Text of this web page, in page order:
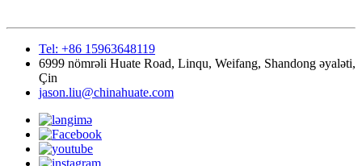
Tel: +86 15963648119
6999 nömrəli Huate Road, Linqu, Weifang, Shandong əyaləti,
Çin
jason.liu@chinahuate.com